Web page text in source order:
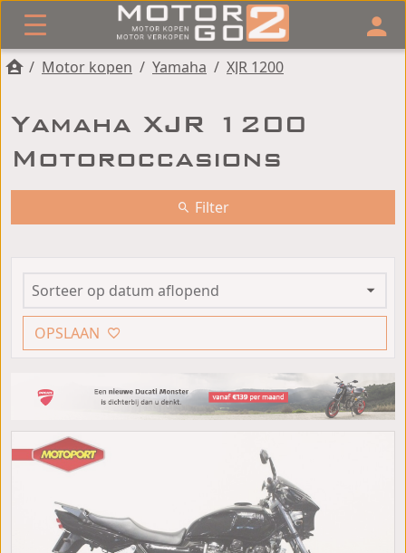
/ Motor kopen / Yamaha / XJR 1200
Yamaha XJR 1200
Motoroccasions
Filter
OPSLAAN